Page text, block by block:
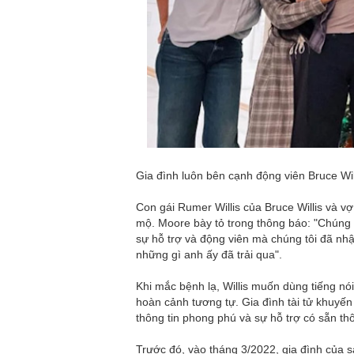
Gia đình luôn bên cạnh động viên Bruce
Con gái Rumer Willis của Bruce Willis và
mộ. Moore bày tỏ trong thông báo:
sự hỗ trợ và động viên mà chúng tôi đã
những gì anh ấy đã trải qua".
Khi mắc bệnh lạ, Willis muốn dùng tiếng
hoàn cảnh tương tự. Gia đình tài tử
thông tin phong phú và sự hỗ trợ có sẵn
Trước đó, vào tháng 3/2022, gia đình của